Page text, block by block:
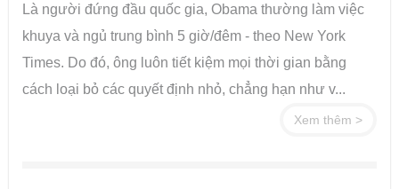
Là người đứng đầu quốc gia, Obama thường làm việc
khuya và ngủ trung bình 5 giờ/đêm - theo New York
Times. Do đó, ông luôn tiết kiệm mọi thời gian bằng
cách loại bỏ các quyết định nhỏ, chẳng hạn như v...
Xem thêm >